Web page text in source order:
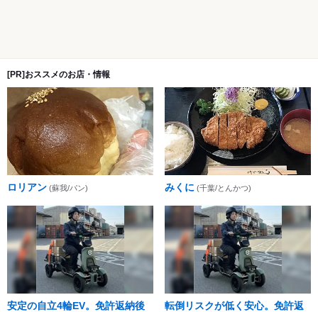
[PR]おススメのお店・情報
ロリアン (蘇我/パン) みくに (千葉/とんかつ)
安定の自立4輪EV。免許返納後
転倒リスクが低く安心。免許返